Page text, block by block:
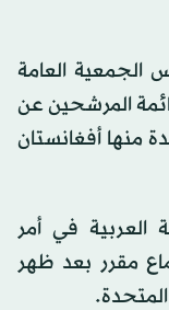
الجمعية العامة
المرشحين عن
منها أفغانستان
في أمر
مقرر بعد ظهر